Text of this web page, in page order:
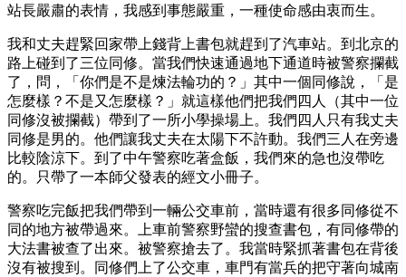
站長嚴肅的表情，我感到事態嚴重，一種使命感由衷而生。
我和丈夫趕緊回家帶上錢背上書包就趕到了汽車站。到北京的
路上碰到了三位同修。當我們快速通過地下通道時被警察攔截
了，問，「你們是不是煉法輪功的？」其中一個同修說，「是
怎麼樣？不是又怎麼樣？」就這樣他們把我們四人（其中一位
同修沒被攔截）帶到了一所小學操場上。我們四人只有我丈夫
同修是男的。他們讓我丈夫在太陽下不許動。我們三人在旁邊
比較陰涼下。到了中午警察吃著盒飯，我們來的急也沒帶吃
的。只帶了一本師父發表的經文小冊子。
警察吃完飯把我們帶到一輛公交車前，當時還有很多同修從不
同的地方被帶過來。上車前警察野蠻的搜查書包，有同修帶的
大法書被查了出來。被警察搶去了。我當時緊抓著書包在背後
沒有被搜到。同修們上了公交車，車門有當兵的把守著向城南